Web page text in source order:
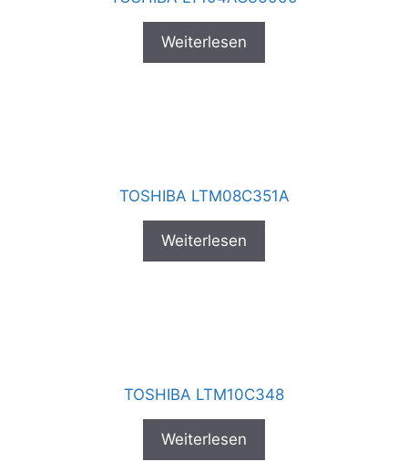
Weiterlesen
TOSHIBA LTM08C351A
Weiterlesen
TOSHIBA LTM10C348
Weiterlesen